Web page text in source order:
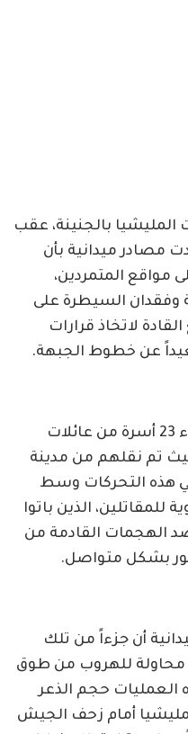
بالجنينة، عقب
مصادر ميدانية بأن
المتمردين،
السيطرة على
لاتخاذ قرارات
عن خطوط الجبهة.
​كشفت تقارير موثوقة عن إجلاء 23 أسرة من عائلات
تم نقلهم من مدينة
هذه التحركات وسط
للمقاتلين، الذين باتوا
الهجمات القادمة من
بشكل متواصل.
أن جزءاً من تلك
محاولة للهروب من طوق
حجم الذعر
أمام زحف الجيش